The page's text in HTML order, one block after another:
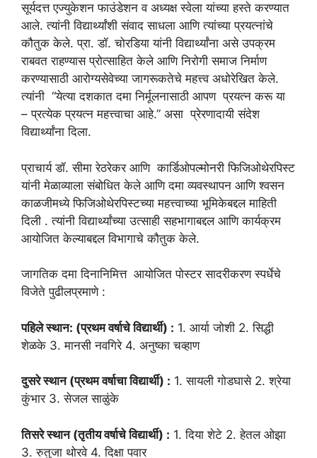
सूर्यदत्त एज्युकेशन फाउंडेशन व अध्यक्ष स्वेला यांच्या हस्ते करण्यात
आले. त्यांनी विद्यार्थ्यांशी संवाद साधला आणि त्यांच्या प्रयत्नांचे
कौतुक केले. प्रा. डॉ. चोरडिया यांनी विद्यार्थ्यांना असे उपक्रम
राबवत राहण्यास प्रोत्साहित केले आणि निरोगी समाज निर्माण
करण्यासाठी आरोग्यसेवेच्या जागरूकतेचे महत्त्व अधोरेखित केले.
त्यांनी “येत्या दशकात दमा निर्मूलनासाठी आपण प्रयत्न करू या
– प्रत्येक प्रयत्न महत्त्वाचा आहे.” असा प्रेरणादायी संदेश
विद्यार्थ्यांना दिला.
प्राचार्य डॉ. सीमा रेठरेकर आणि कार्डिओपल्मोनरी फिजिओथेरपिस्ट
यांनी मेळाव्याला संबोधित केले आणि दमा व्यवस्थापन आणि श्वसन
काळजीमध्ये फिजिओथेरपिस्टच्या महत्त्वाच्या भूमिकेबद्दल माहिती
दिली . त्यांनी विद्यार्थ्यांच्या उत्साही सहभागाबद्दल आणि कार्यक्रम
आयोजित केल्याबद्दल विभागाचे कौतुक केले.
जागतिक दमा दिनानिमित्त आयोजित पोस्टर सादरीकरण स्पर्धेचे
विजेते पुढीलप्रमाणे :
पहिले स्थान: (प्रथम वर्षाचे विद्यार्थी) : 1. आर्या जोशी 2. सिद्धी
शेळके 3. मानसी नवगिरे 4. अनुष्का चव्हाण
दुसरे स्थान (प्रथम वर्षाचा विद्यार्थी) : 1. सायली गोडघासे 2. श्रेया
कुंभार 3. सेजल साळुंके
तिसरे स्थान (तृतीय वर्षाचे विद्यार्थी) : 1. दिया शेटे 2. हेतल ओझा
3. रुतुजा थोरवे 4. दिक्षा पवार